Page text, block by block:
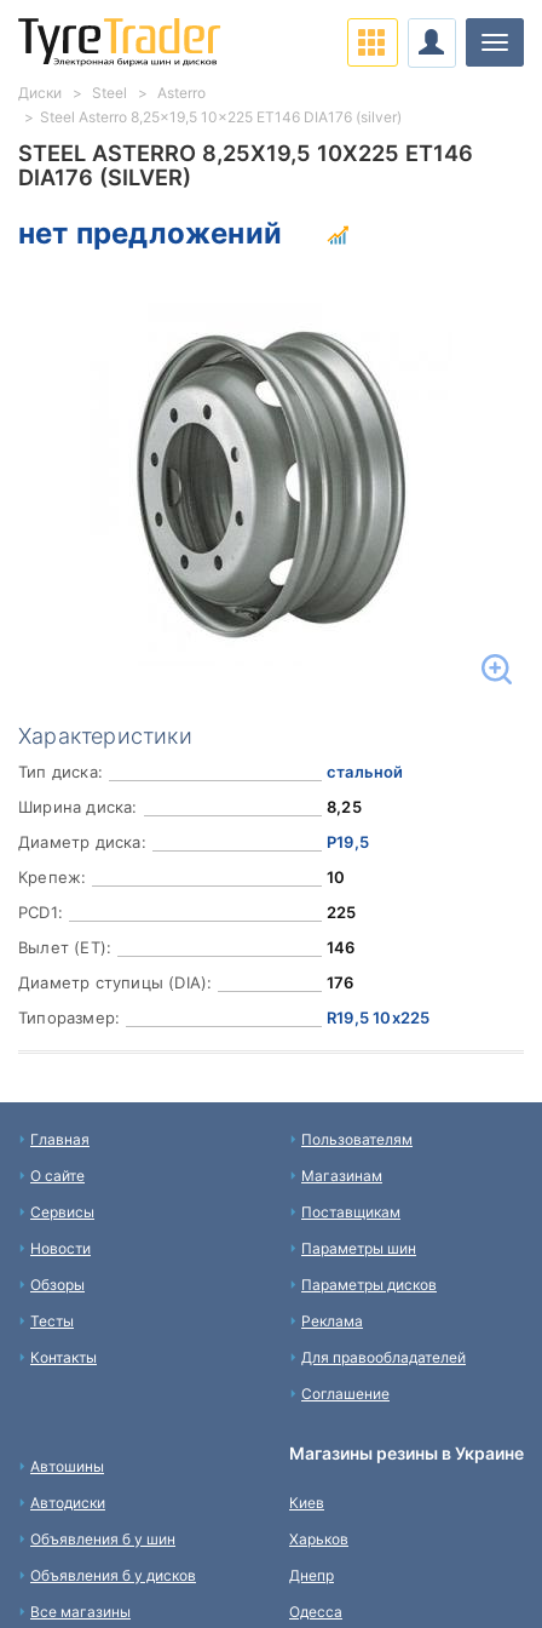
STEEL ASTERRO 8,25X19,5 10X225 ET146
DIA176 (SILVER)
нет предложений
Характеристики
Тип диска:
стальной
Ширина диска:
8,25
Диаметр диска:
Р19,5
Крепеж:
10
PCD1:
225
Вылет (ET):
146
Диаметр ступицы (DIA):
176
Типоразмер:
R19,5 10x225
Диски Steel
Asterro
Steel Asterro 8,25x19,5 10x225 ET146 DIA176 (silver)
Главная
О сайте
Сервисы
Новости
Обзоры
Тесты
Контакты
Пользователям
Магазинам
Поставщикам
Параметры шин
Параметры дисков
Реклама
Для правообладателей
Соглашение
Автошины
Автодиски
Объявления б у шин
Объявления б у дисков
Все магазины
Магазины резины в Украине
Киев
Харьков
Днепр
Одесса